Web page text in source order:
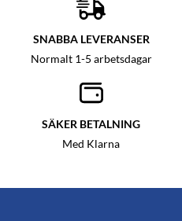
SNABBA LEVERANSER
Normalt 1-5 arbetsdagar
SÄKER BETALNING
Med Klarna